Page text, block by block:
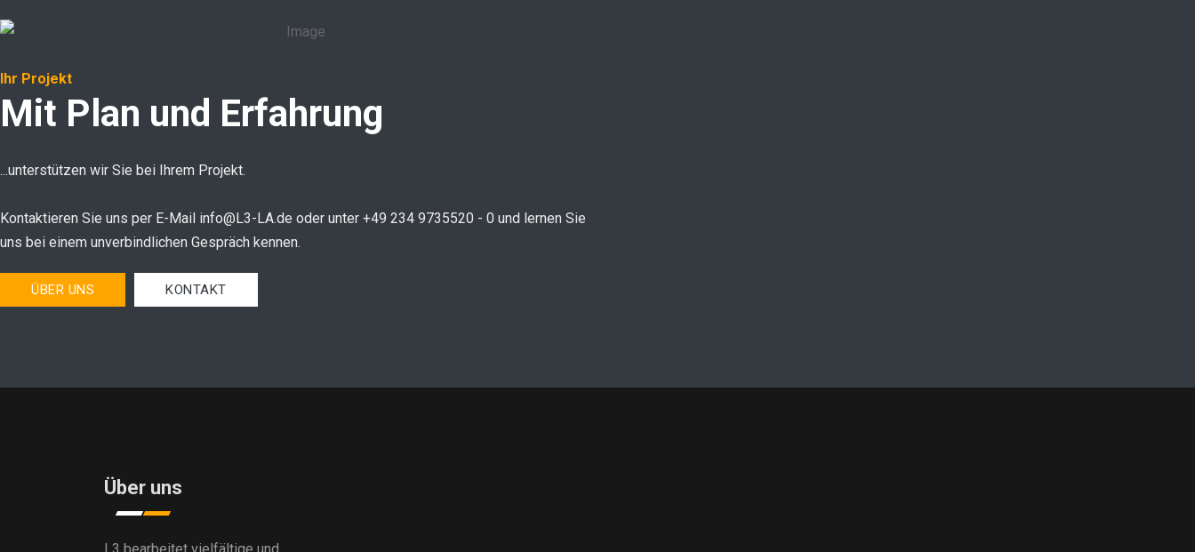
Ihr Projekt
Mit Plan und Erfahrung
...unterstützen wir Sie bei Ihrem Projekt.
Kontaktieren Sie uns per E-Mail info@L3-LA.de oder unter +49 234 9735520 - 0 und lernen Sie
uns bei einem unverbindlichen Gespräch kennen.
ÜBER UNS KONTAKT
Über uns